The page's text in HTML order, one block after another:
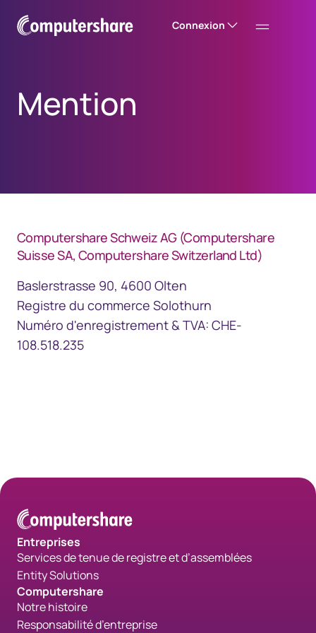
Connexion
Mention
​Computershare Schweiz AG (Computershare
Suisse SA, Computershare Switzerland Ltd)
Baslerstrasse 90, 4600 Olten
Registre du commerce Solothurn
Numéro d'enregistrement & TVA: CHE-
108.518.235​
Entreprises
Services de tenue de registre et d’assemblées
Entity Solutions
Computershare
Notre histoire
Responsabilité d’entreprise